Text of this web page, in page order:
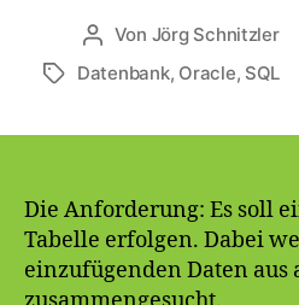
Beitragsautor
Von Jörg Schnitzler
Schlagwörter
Datenbank, Oracle, SQL
Die Anforderung: Es soll
Tabelle erfolgen. Dabei
einzufügenden Daten aus